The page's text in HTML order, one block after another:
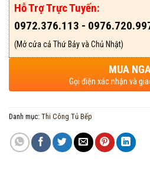
Hỗ Trợ Trực Tuyến:
0972.376.113 -
(Mở cửa cả Thứ Bảy và Chủ Nhật)
MUA
Gọi điện xác nhận và
Danh mục: Thi Công Tủ Bếp